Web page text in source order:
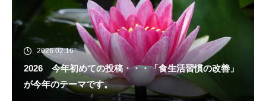
2026.02.16
2026 今年初めての投稿・・・「食生活習慣の改善」
が今年のテーマです。